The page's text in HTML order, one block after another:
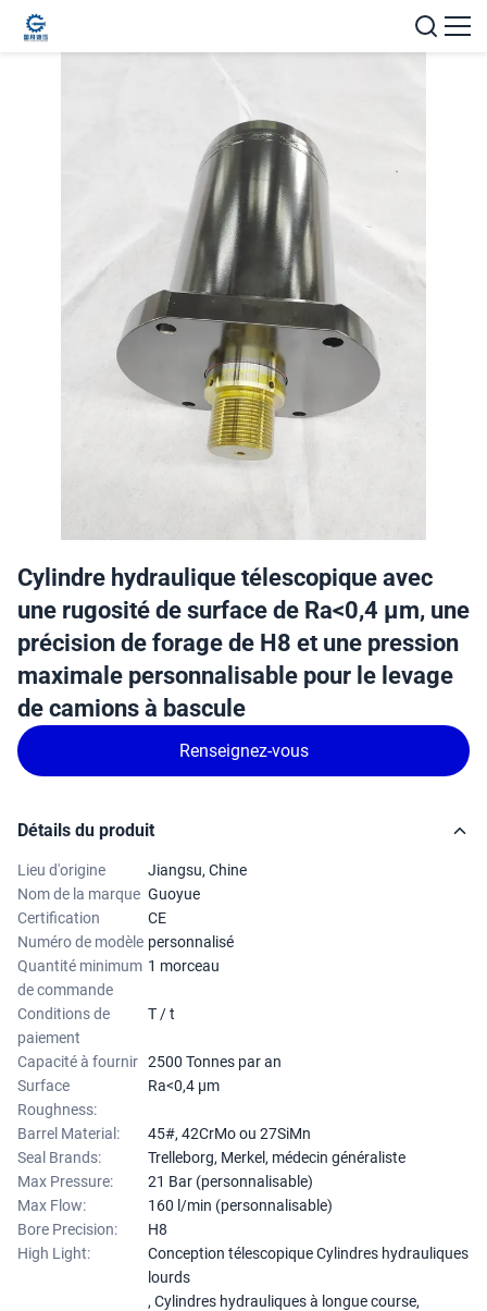
Cylindre hydraulique télescopique avec
une rugosité de surface de Ra<0,4 μm, une
précision de forage de H8 et une pression
maximale personnalisable pour le levage
de camions à bascule
Renseignez-vous
Détails du produit
Lieu d'origine
Jiangsu, Chine
Nom de la marque Guoyue
Certification
CE
Numéro de modèle personnalisé
Quantité minimum
de commande
1 morceau
Conditions de
paiement
T / t
Capacité à fournir 2500 Tonnes par an
Surface
Roughness:
Ra<0,4 μm
Barrel Material:
45#, 42CrMo ou 27SiMn
Seal Brands:
Trelleborg, Merkel, médecin généraliste
Max Pressure:
21 Bar (personnalisable)
Max Flow:
160 l/min (personnalisable)
Bore Precision:
H8
High Light:
Conception télescopique Cylindres hydrauliques
lourds
, Cylindres hydrauliques à longue course,